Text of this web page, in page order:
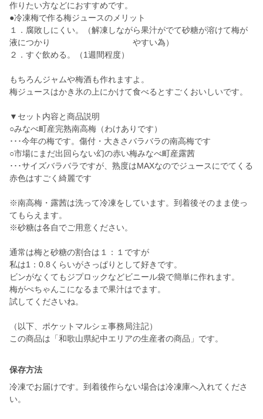
作りたい方などにおすすめです。
●冷凍梅で作る梅ジュースのメリット
１．腐敗しにくい。（解凍しながら果汁がでて砂糖が溶けて梅が
液につかり やすい為）
２．すぐ飲める。（1週間程度）
もちろんジャムや梅酒も作れますよ。
梅ジュースはかき氷の上にかけて食べるとすごくおいしいです。
▼セット内容と商品説明
○みなべ町産完熟南高梅（わけありです）
･･･今年の梅です。傷付・大きさバラバラの南高梅です
○市場にまだ出回らない幻の赤い梅みなべ町産露茜
･･･サイズバラバラですが、熟度はMAXなのでジュースにでてくる
赤色はすごく綺麗です
※南高梅・露茜は洗って冷凍をしています。到着後そのまま使っ
てもらえます。
※砂糖は各自でご用意ください。
通常は梅と砂糖の割合は１：１ですが
私は1：0.8くらいがさっぱりとして好きです。
ビンがなくてもジプロックなどビニール袋で簡単に作れます。
梅がぺちゃんこになるまで果汁はでます。
試してくださいね。
（以下、ポケットマルシェ事務局注記）
この商品は「和歌山県紀中エリアの生産者の商品」です。
保存方法
冷凍でお届けです。到着後作らない場合は冷凍庫へ入れてくださ
い。